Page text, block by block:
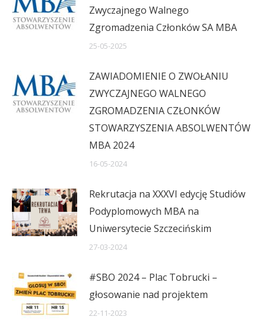
Zwyczajnego Walnego
Zgromadzenia Członków SA MBA
25-05-2025
ZAWIADOMIENIE O ZWOŁANIU
ZWYCZAJNEGO WALNEGO
ZGROMADZENIA CZŁONKÓW
STOWARZYSZENIA ABSOLWENTÓW
MBA 2024
16-05-2024
Rekrutacja na XXXVI edycję Studiów
Podyplomowych MBA na
Uniwersytecie Szczecińskim
27-03-2024
#SBO 2024 – Plac Tobrucki –
głosowanie nad projektem
22-11-2023